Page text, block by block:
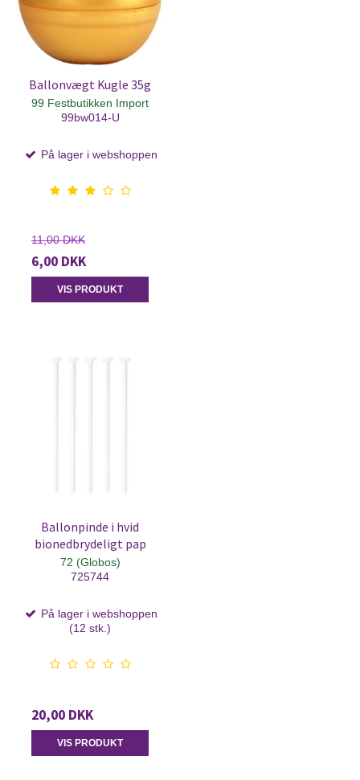
Ballonvægt Kugle 35g
99 Festbutikken Import
99bw014-U
På lager i webshoppen
11,00 DKK
6,00 DKK
VIS PRODUKT
Ballonpinde i hvid
bionedbrydeligt pap
72 (Globos)
725744
På lager i webshoppen
(12 stk.)
20,00 DKK
VIS PRODUKT